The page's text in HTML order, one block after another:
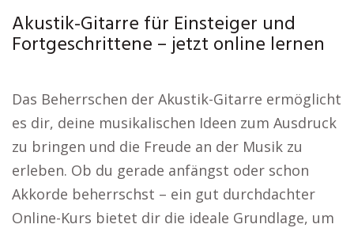
Akustik-Gitarre für Einsteiger und
Fortgeschrittene – jetzt online lernen
Das Beherrschen der Akustik-Gitarre ermöglicht
es dir, deine musikalischen Ideen zum Ausdruck
zu bringen und die Freude an der Musik zu
erleben. Ob du gerade anfängst oder schon
Akkorde beherrschst – ein gut durchdachter
Online-Kurs bietet dir die ideale Grundlage, um